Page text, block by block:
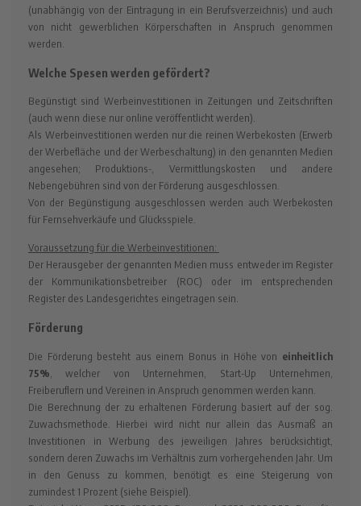
(unabhängig von der Eintragung in ein Berufsverzeichnis) und auch
von nicht gewerblichen Körperschaften in Anspruch genommen
werden.
Welche Spesen werden gefördert?
Begünstigt sind Werbeinvestitionen in Zeitungen und Zeitschriften
(auch wenn diese nur online veröffentlicht werden).
Als Werbeinvestitionen werden nur die reinen Werbekosten (Erwerb
der Werbefläche und der Werbeschaltung) in den genannten Medien
angesehen; Produktions-, Vermittlungskosten und andere
Nebengebühren sind von der Förderung ausgeschlossen.
Von der Begünstigung ausgeschlossen werden auch Werbekosten
für Fernsehverkäufe und Glücksspiele.
Voraussetzung für die Werbeinvestitionen:
Der Herausgeber der genannten Medien muss entweder im Register
der Kommunikationsbetreiber (ROC) oder im entsprechenden
Register des Landesgerichtes eingetragen sein.
Förderung
Die Förderung besteht aus einem Bonus in Höhe von einheitlich
75% , welcher von Unternehmen, Start-Up Unternehmen,
Freiberuflern und Vereinen in Anspruch genommen werden kann.
Die Berechnung der zu erhaltenen Förderung basiert auf der sog.
Zuwachsmethode. Hierbei wird nicht nur allein das Ausmaß an
Investitionen in Werbung des jeweiligen Jahres berücksichtigt,
sondern deren Zuwachs im Verhältnis zum vorhergehenden Jahr. Um
in den Genuss zu kommen, benötigt es eine Steigerung von
zumindest 1 Prozent (siehe Beispiel).